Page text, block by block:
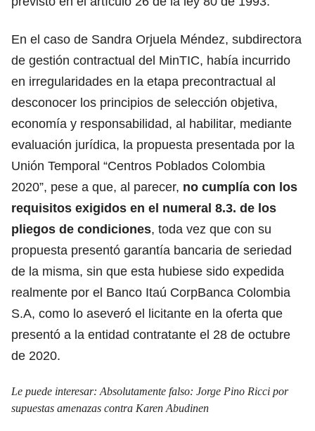
En el caso de Sandra Orjuela Méndez, subdirectora
de gestión contractual del MinTIC, había incurrido
en irregularidades en la etapa precontractual al
desconocer los principios de selección objetiva,
economía y responsabilidad, al habilitar, mediante
evaluación jurídica, la propuesta presentada por la
Unión Temporal “Centros Poblados Colombia
2020”, pese a que, al parecer, no cumplía con los
requisitos exigidos en el numeral 8.3. de los
pliegos de condiciones, toda vez que con su
propuesta presentó garantía bancaria de seriedad
de la misma, sin que esta hubiese sido expedida
realmente por el Banco Itaú CorpBanca Colombia
S.A, como lo aseveró el licitante en la oferta que
presentó a la entidad contratante el 28 de octubre
de 2020.
Le puede interesar: Absolutamente falso: Jorge Pino Ricci por
supuestas amenazas contra Karen Abudinen